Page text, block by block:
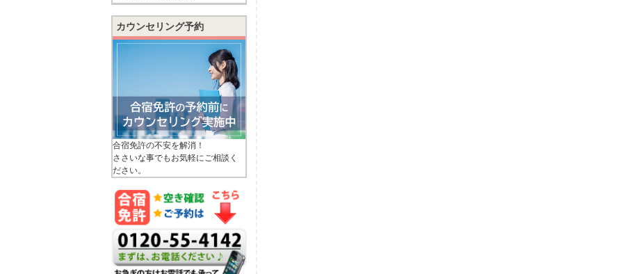
カウンセリング予約
合宿免許の不安を解消！
ささいな事でもお気軽にご相談く
ださい。